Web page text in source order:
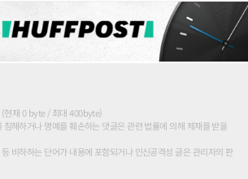
(현재 0 byte / 최대 400byte)
침해하거나 명예를 훼손하는 댓글은 관련 법률에 의해 제재를 받을
비하하는 단어가 내용에 포함되거나 인신공격성 글은 관리자의 판